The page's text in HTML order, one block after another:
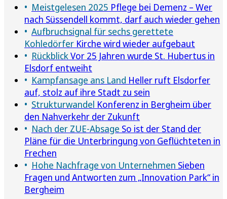
Meistgelesen 2025 Pflege bei Demenz – Wer
nach Süssendell kommt, darf auch wieder gehen
Aufbruchsignal für sechs gerettete
Kohledörfer Kirche wird wieder aufgebaut
RückblickVor 25 Jahren wurde St. Hubertus in
Elsdorf entweiht
Kampfansage ans Land Heller ruft Elsdorfer
auf, stolz auf ihre Stadt zu sein
Strukturwandel Konferenz in Bergheim über
den Nahverkehr der Zukunft
Nach der ZUE-Absage So ist der Stand der
Pläne für die Unterbringung von Geflüchteten in
Frechen
Hohe Nachfrage von Unternehmen Sieben
Fragen und Antworten zum „Innovation Park“ in
Bergheim